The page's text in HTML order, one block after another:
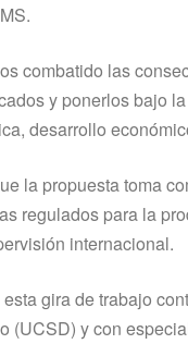
combatido las
y ponerlos bajo
desarrollo
la propuesta toma
regulados para la
internacional.
gira de trabajo
(UCSD) y con